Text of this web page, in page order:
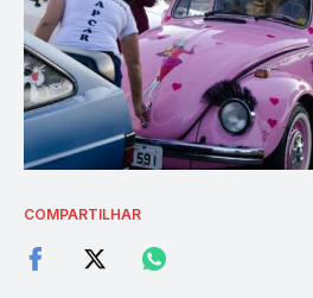
COMPARTILHAR